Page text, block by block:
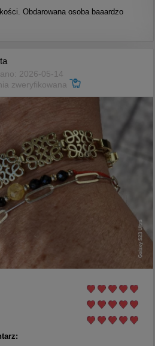
Obdarowana osoba baaardzo
2026-05-14
zweryfikowana